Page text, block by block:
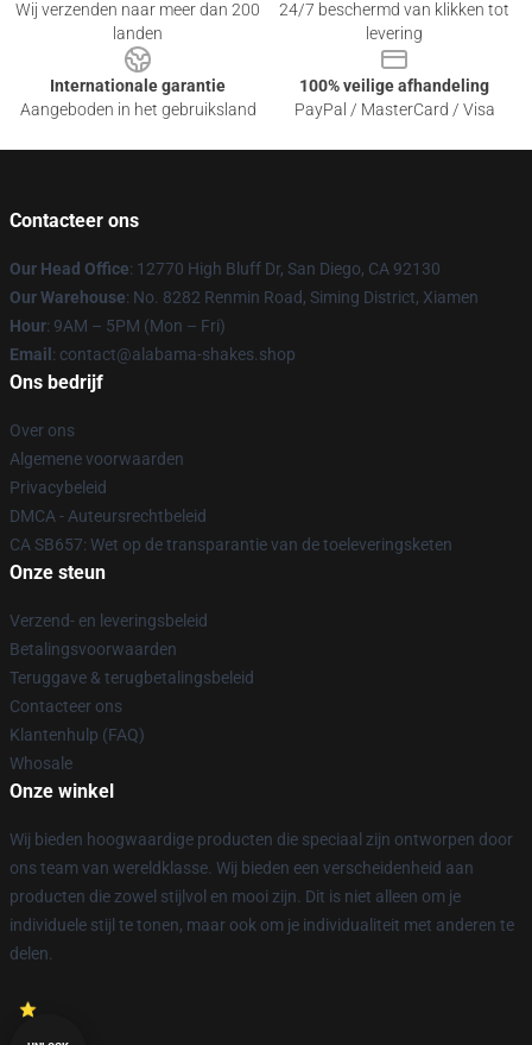
Wij verzenden naar meer dan 200
landen
24/7 beschermd van klikken tot
levering
Internationale garantie
Aangeboden in het gebruiksland
100% veilige afhandeling
PayPal / MasterCard / Visa
Contacteer ons
Our Head Office: 12770 High Bluff Dr, San Diego, CA 92130
Our Warehouse: No. 8282 Renmin Road, Siming District, Xiamen
Hour: 9AM – 5PM (Mon – Fri)
Email : contact@alabama-shakes.shop
Ons bedrijf
Over ons
Algemene voorwaarden
Privacybeleid
DMCA - Auteursrechtbeleid
CA SB657: Wet op de transparantie van de toeleveringsketen
Onze steun
Verzend- en leveringsbeleid
Betalingsvoorwaarden
Teruggave & terugbetalingsbeleid
Contacteer ons
Klantenhulp (FAQ)
Whosale
Onze winkel
Wij bieden hoogwaardige producten die speciaal zijn ontworpen door
ons team van wereldklasse. Wij bieden een verscheidenheid aan
producten die zowel stijlvol en mooi zijn. Dit is niet alleen om je
individuele stijl te tonen, maar ook om je individualiteit met anderen te
delen.